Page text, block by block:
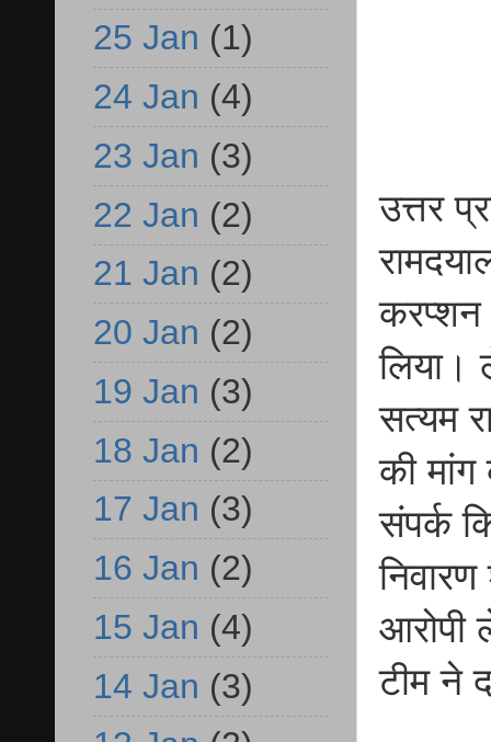
उत्तर
करप्शन
लिया।
सत्यम
की मांग
संपर्क
आरोपी
टीम ने
25 Jan (1)
24 Jan (4)
23 Jan (3)
22 Jan (2)
21 Jan (2)
20 Jan (2)
19 Jan (3)
18 Jan (2)
17 Jan (3)
16 Jan (2)
15 Jan (4)
14 Jan (3)